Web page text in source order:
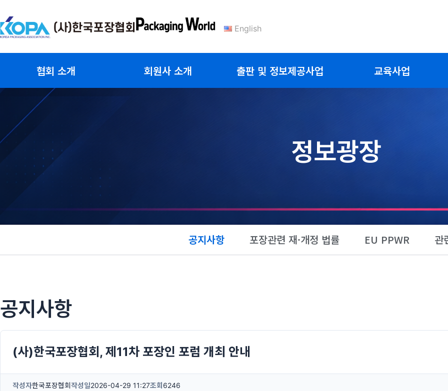
텐
츠
English
협회 소개 회원사 소개 출판 및 정보제공사업 교육사업
정보광장
공지사항 포장관련 재·개정 법률 EU PPWR 관
공지사항
(사)한국포장협회, 제11차 포장인 포럼 개최 안내
작성자한국포장협회작성일2026-04-29 11:27조회 6246